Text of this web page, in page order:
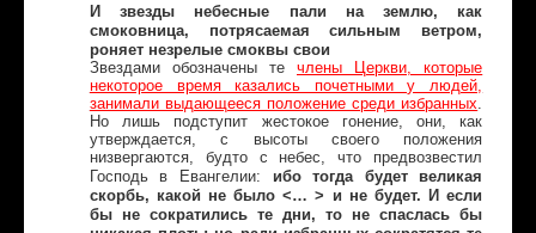
И звезды небесные пали на землю, как
смоковница, потрясаемая сильным ветром,
роняет незрелые смоквы свои
Звездами обозначены течлены Церкви, которые
некоторое время казались почетными у людей,
занимали выдающееся положение среди избранных.
Но лишь подступит жестокое гонение, они, как
утверждается, с высоты своего положения
низвергаются, будто с небес, что предвозвестил
Господь в Евангелии:
ибо тогда будет великая
скорбь, какой не было <… > и не будет. И если
бы не сократились те дни, то не спаслась бы